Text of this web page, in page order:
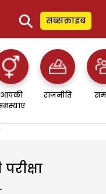
⚲ सब्सक्राइब
आपकी
राजनीति